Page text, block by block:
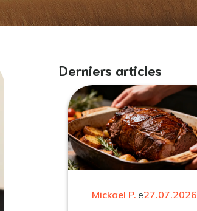
Derniers articles
Mickael P.le27.07.2026